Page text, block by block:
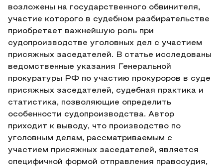
возложены на государственного обвинителя,
участие которого в судебном разбирательстве
приобретает важнейшую роль при
судопроизводстве уголовных дел с участием
присяжных заседателей. В статье исследованы
ведомственные указания Генеральной
прокуратуры РФ по участию прокуроров в суде
присяжных заседателей, судебная практика и
статистика, позволяющие определить
особенности судопроизводства. Автор
приходит к выводу, что производство по
уголовным делам, рассматриваемым с
участием присяжных заседателей, является
специфичной формой отправления правосудия,